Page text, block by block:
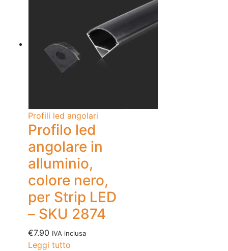
Profili led angolari
Profilo led
angolare in
alluminio,
colore nero,
per Strip LED
– SKU 2874
€7.90 IVA inclusa
Leggi tutto